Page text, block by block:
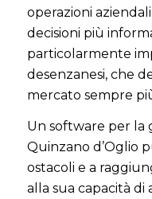
operazioni
decisioni più
particolarmente
desenzanesi, che
mercato sempre
Un software per la
Quinzano d’Oglio
ostacoli e a
alla sua capacità di